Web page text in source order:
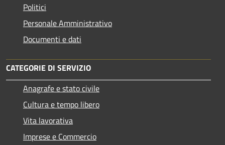
Politici
Personale Amministrativo
Documenti e dati
CATEGORIE DI SERVIZIO
Anagrafe e stato civile
Cultura e tempo libero
Vita lavorativa
Imprese e Commercio